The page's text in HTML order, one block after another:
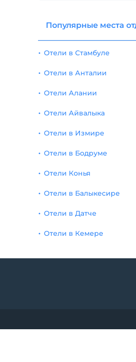
Популярные места
Отели в Стамбуле
Отели в Анталии
Отели Алании
Отели Айвалыка
Отели в Измире
Отели в Бодруме
Отели Конья
Отели в Балыкесире
Отели в Датче
Отели в Кемере